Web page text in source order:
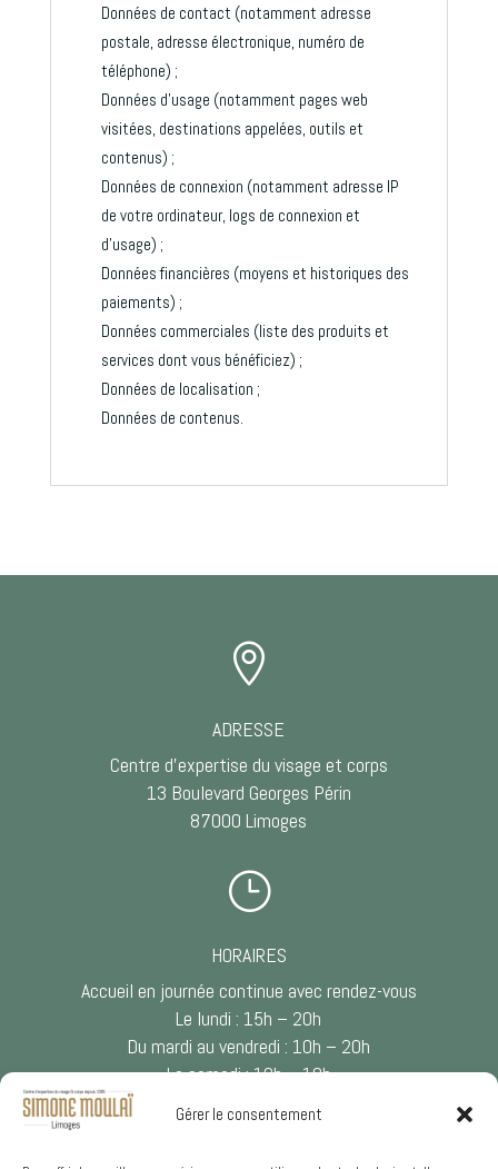
Gérer le consentement
Données de contact (notamment adresse
postale, adresse électronique, numéro de
téléphone) ;
Données d’usage (notamment pages web
visitées, destinations appelées, outils et
contenus) ;
Données de connexion (notamment adresse IP
de votre ordinateur, logs de connexion et
d’usage) ;
Données financières (moyens et historiques des
paiements) ;
Données commerciales (liste des produits et
services dont vous bénéficiez) ;
Données de localisation ;
Données de contenus.

ADRESSE
Centre d’expertise du visage et corps
13 Boulevard Georges Périn
87000 Limoges
}
HORAIRES
Accueil en journée continue avec rendez-vous
Le lundi : 15h – 20h
Du mardi au vendredi : 10h – 20h
Le samedi : 10h – 18h